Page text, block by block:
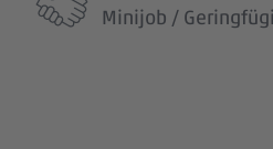
Minijob /